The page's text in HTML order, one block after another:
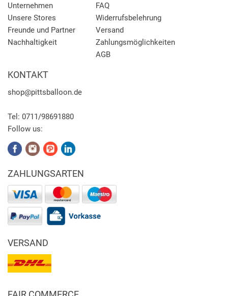
Unternehmen
Unsere Stores
Freunde und Partner
Nachhaltigkeit
FAQ
Widerrufsbelehrung
Versand
Zahlungsmöglichkeiten
AGB
KONTAKT
shop@pittsballoon.de
Tel: 0711/98691880
Follow us:
ZAHLUNGSARTEN
VERSAND